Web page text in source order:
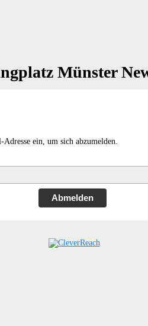
Münster
ein, um sich abzumelden.
Abmelden